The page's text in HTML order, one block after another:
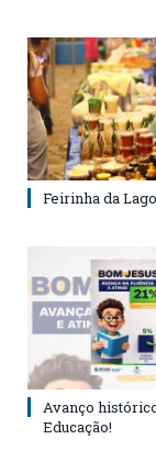
Feirinha da
Avanço
Educação!